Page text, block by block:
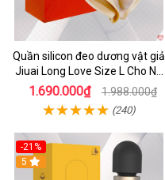
Quần silicon đeo dương vật giả
Jiuai Long Love Size L Cho Nữ
Đồng Tính
1.690.000₫ 1.988.000₫
(240)
-21%
5